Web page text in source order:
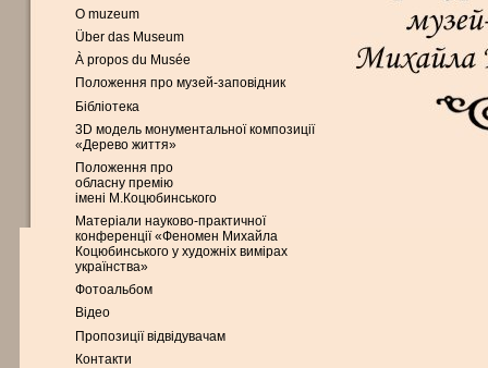
O muzeum
Über das Museum
À propos du Musée
Положення про музей-заповідник
Бібліотека
3D модель монументальної композиції
«Дерево життя»
Положення про
обласну премію
імені М.Коцюбинського
Матеріали науково-практичної
конференції «Феномен Михайла
Коцюбинського у художніх вимірах
українства»
Фотоальбом
Відео
Пропозиції відвідувачам
Контакти